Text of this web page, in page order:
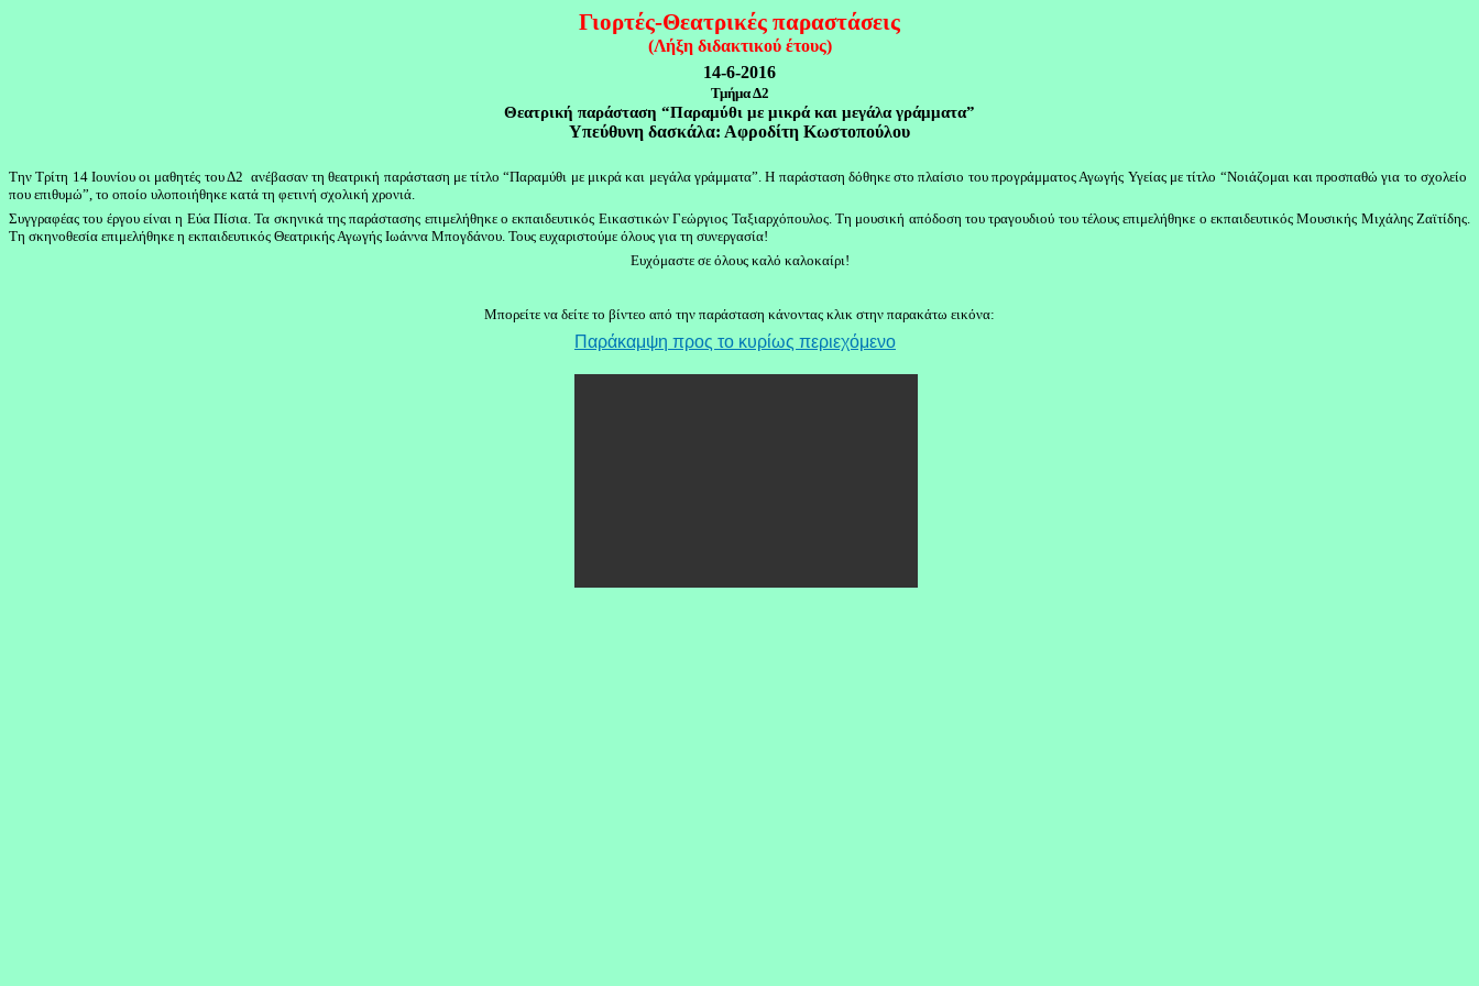
Γιορτές-Θεατρικές παραστάσεις
(Λήξη διδακτικού έτους)
14-6-2016
ΤμήμαΔ2
Θεατρική παράσταση “Παραμύθι με μικρά και μεγάλα γράμματα”
Υπεύθυνη δασκάλα: Αφροδίτη Κωστοπούλου
Την Τρίτη 14 Ιουνίου οι μαθητές του Δ2 ανέβασαν τη θεατρική παράσταση με τίτλο “Παραμύθι με μικρά και μεγάλα γράμματα”. Η παράσταση δόθηκε στο πλαίσιο του προγράμματος Αγωγής Υγείας με τίτλο “Νοιάζομαι και προσπαθώ για το σχολείο
που επιθυμώ”, το οποίο υλοποιήθηκε κατά τη φετινή σχολική χρονιά.
Συγγραφέας του έργου είναι η Εύα Πίσια. Τα σκηνικά της παράστασης επιμελήθηκε ο εκπαιδευτικός Εικαστικών Γεώργιος Ταξιαρχόπουλος. Τη μουσική απόδοση του τραγουδιού του τέλους επιμελήθηκε ο εκπαιδευτικός Μουσικής Μιχάλης Ζαϊτίδης.
Τη σκηνοθεσία επιμελήθηκε η εκπαιδευτικός Θεατρικής Αγωγής Ιωάννα Μπογδάνου. Τους ευχαριστούμε όλους για τη συνεργασία!
Ευχόμαστε σε όλους καλό καλοκαίρι!
Μπορείτε να δείτε το βίντεο από την παράσταση κάνοντας κλικ στην παρακάτω εικόνα: